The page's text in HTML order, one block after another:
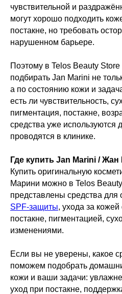
чувствительной и
могут хорошо подходить
постакне, но требовать
нарушенном барьере.
Поэтому в Telos Beauty
подбирать Jan Marini не
а по состоянию кожи и
есть ли чувствительность,
пигментация, постакне,
средства уже используются
проводятся в клинике.
Где купить Jan Marini /
Купить оригинальную
Марини можно в Telos
представлены средства
SPF-защиты, ухода за
постакне, пигментацией,
изменениями.
Если вы не уверены, какое
поможем подобрать
кожи и ваши задачи:
уход при постакне,